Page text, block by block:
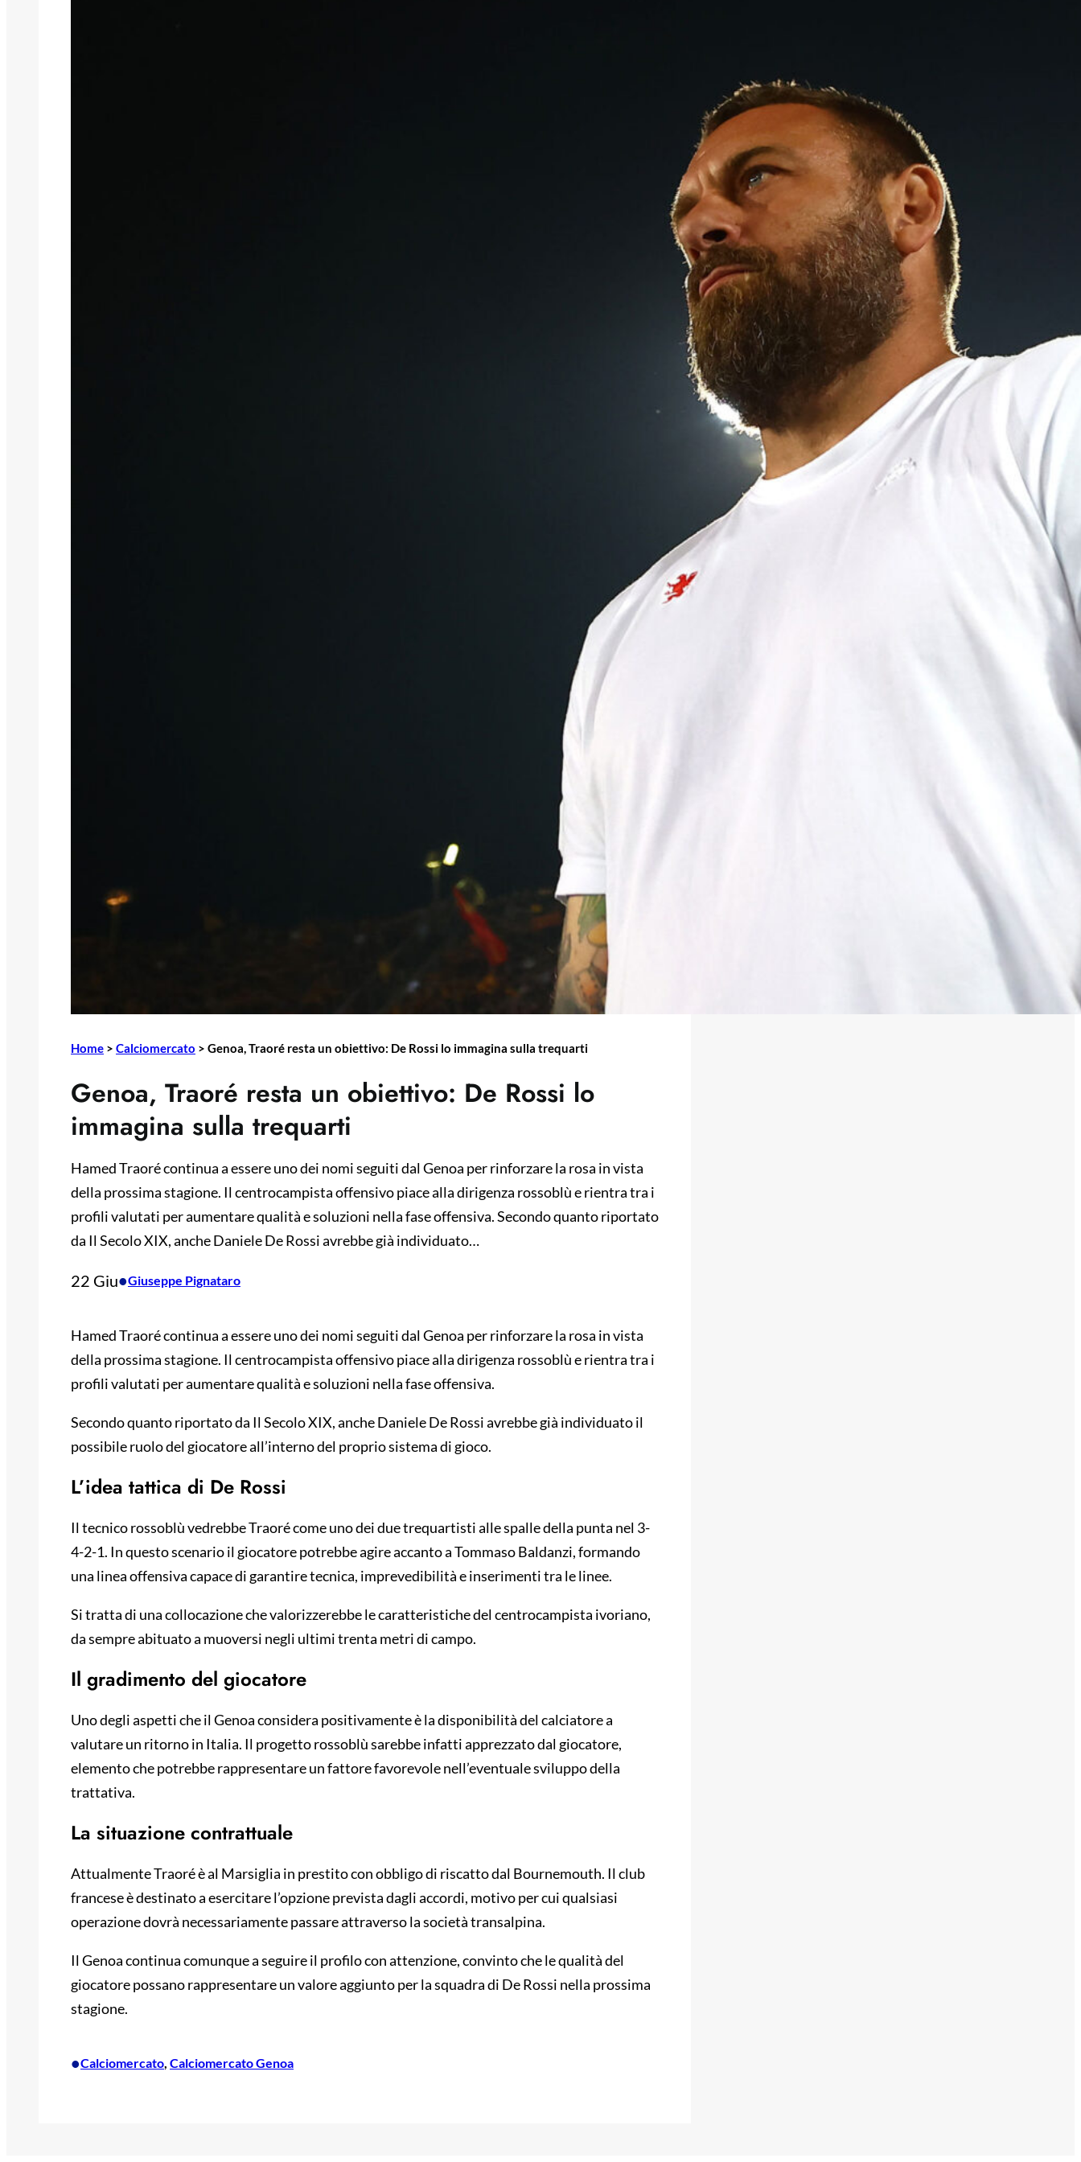
Home > Calciomercato > Genoa, Traoré resta un obiettivo: De Rossi lo immagina sulla trequarti
Genoa, Traoré resta un obiettivo: De Rossi lo
immagina sulla trequarti
Hamed Traoré continua a essere uno dei nomi seguiti dal Genoa per rinforzare la rosa in vista
della prossima stagione. Il centrocampista offensivo piace alla dirigenza rossoblù e rientra tra i
profili valutati per aumentare qualità e soluzioni nella fase offensiva. Secondo quanto riportato
da Il Secolo XIX, anche Daniele De Rossi avrebbe già individuato…
22 Giu•Giuseppe Pignataro
Hamed Traoré continua a essere uno dei nomi seguiti dal Genoa per rinforzare la rosa in vista
della prossima stagione. Il centrocampista offensivo piace alla dirigenza rossoblù e rientra tra i
profili valutati per aumentare qualità e soluzioni nella fase offensiva.
Secondo quanto riportato da Il Secolo XIX, anche Daniele De Rossi avrebbe già individuato il
possibile ruolo del giocatore all’interno del proprio sistema di gioco.
L’idea tattica di De Rossi
Il tecnico rossoblù vedrebbe Traoré come uno dei due trequartisti alle spalle della punta nel 3-
4-2-1. In questo scenario il giocatore potrebbe agire accanto a Tommaso Baldanzi, formando
una linea offensiva capace di garantire tecnica, imprevedibilità e inserimenti tra le linee.
Si tratta di una collocazione che valorizzerebbe le caratteristiche del centrocampista ivoriano,
da sempre abituato a muoversi negli ultimi trenta metri di campo.
Il gradimento del giocatore
Uno degli aspetti che il Genoa considera positivamente è la disponibilità del calciatore a
valutare un ritorno in Italia. Il progetto rossoblù sarebbe infatti apprezzato dal giocatore,
elemento che potrebbe rappresentare un fattore favorevole nell’eventuale sviluppo della
trattativa.
La situazione contrattuale
Attualmente Traoré è al Marsiglia in prestito con obbligo di riscatto dal Bournemouth. Il club
francese è destinato a esercitare l’opzione prevista dagli accordi, motivo per cui qualsiasi
operazione dovrà necessariamente passare attraverso la società transalpina.
Il Genoa continua comunque a seguire il profilo con attenzione, convinto che le qualità del
giocatore possano rappresentare un valore aggiunto per la squadra di De Rossi nella prossima
stagione.
•Calciomercato, Calciomercato Genoa
6 Agosto 2026
L’ex rossoblù Carparelli riparte dal
Cisano: nuova sfida a 50 anni
6 Agosto 2026